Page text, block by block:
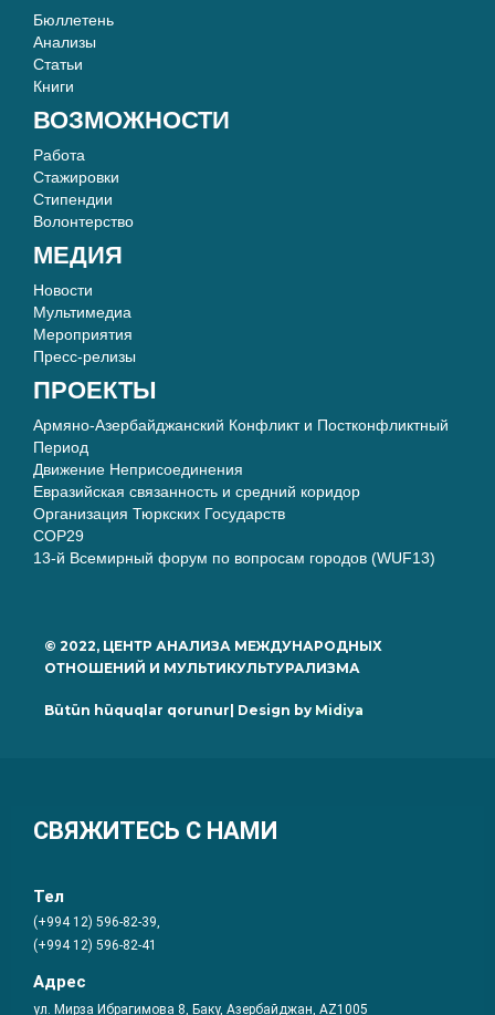
Бюллетень
Анализы
Статьи
Книги
ВОЗМОЖНОСТИ
Работа
Стажировки
Стипендии
Волонтерство
МЕДИЯ
Новости
Мультимедиа
Мероприятия
Пресс-релизы
ПРОЕКТЫ
Армяно-Азербайджанский Конфликт и Постконфликтный
Период
Движение Неприсоединения
Евразийская связанность и средний коридор
Организация Тюркских Государств
COP29
13-й Всемирный форум по вопросам городов (WUF13)
© 2022, ЦЕНТР АНАЛИЗА МЕЖДУНАРОДНЫХ
ОТНОШЕНИЙ И МУЛЬТИКУЛЬТУРАЛИЗМА
Bütün hüquqlar qorunur| Design by Midiya
СВЯЖИТЕСЬ С НАМИ
Тел
(+994 12) 596-82-39,
(+994 12) 596-82-41
Адрес
ул. Мирза Ибрагимова 8, Баку, Азербайджан, AZ1005